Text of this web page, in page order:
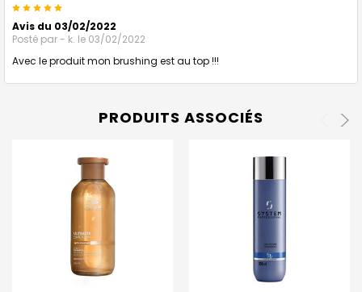
5
Avis du 03/02/2022
Posté par- k. le 03/02/2022
Avec le produit mon brushing est au top !!!
PRODUITS ASSOCIÉS